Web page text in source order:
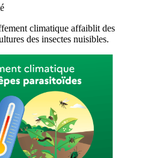
climatique affaiblit des
des insectes nuisibles.